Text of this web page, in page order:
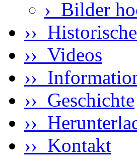
› Bilder
››
›› Videos
››
›› Geschichte
››
›› Kontakt